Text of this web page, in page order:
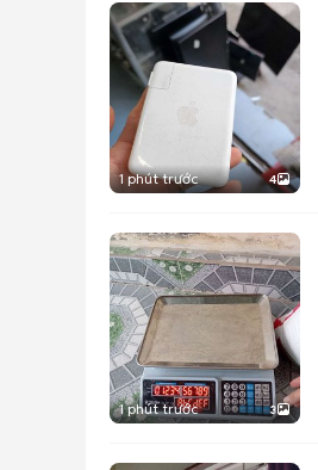
1 phút trước 4
1 phút trước 3